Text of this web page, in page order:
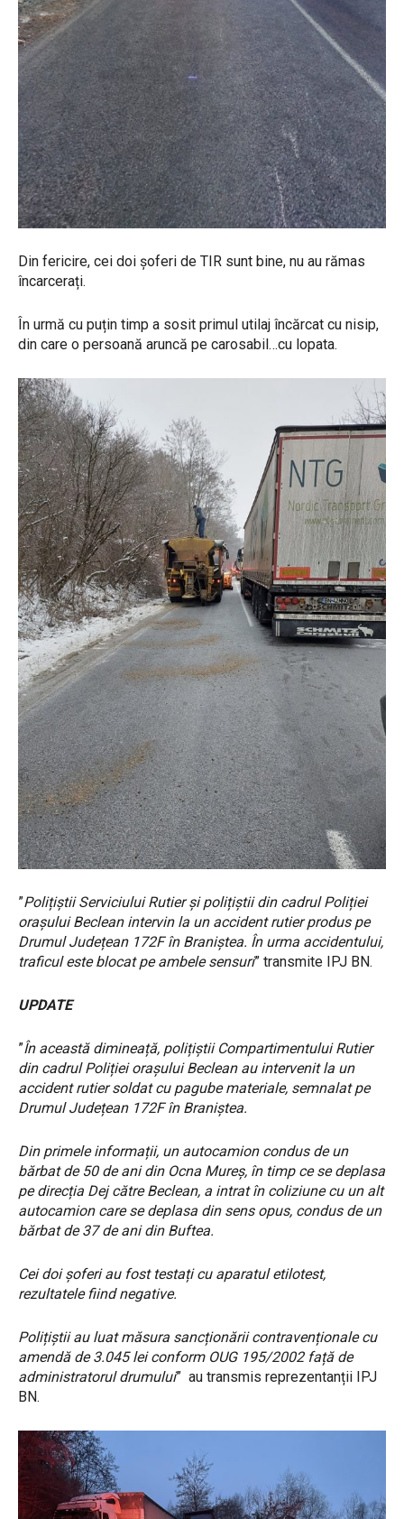
Din fericire, cei doi șoferi de TIR sunt bine, nu au rămas
încarcerați.
În urmă cu puțin timp a sosit primul utilaj încărcat cu nisip,
din care o persoană aruncă pe carosabil…cu lopata.
”Polițiștii Serviciului Rutier și polițiștii din cadrul Poliției
orașului Beclean intervin la un accident rutier produs pe
Drumul Județean 172F în Braniștea. În urma accidentului,
traficul este blocat pe ambele sensuri” transmite IPJ BN.
UPDATE
”În această dimineață, polițiștii Compartimentului Rutier
din cadrul Poliției orașului Beclean au intervenit la un
accident rutier soldat cu pagube materiale, semnalat pe
Drumul Județean 172F în Braniștea.
Din primele informații, un autocamion condus de un
bărbat de 50 de ani din Ocna Mureș, în timp ce se deplasa
pe direcția Dej către Beclean, a intrat în coliziune cu un alt
autocamion care se deplasa din sens opus, condus de un
bărbat de 37 de ani din Buftea.
Cei doi șoferi au fost testați cu aparatul etilotest,
rezultatele fiind negative.
Polițiștii au luat măsura sancționării contravenționale cu
amendă de 3.045 lei conform OUG 195/2002 față de
administratorul drumului” au transmis reprezentanții IPJ
BN.